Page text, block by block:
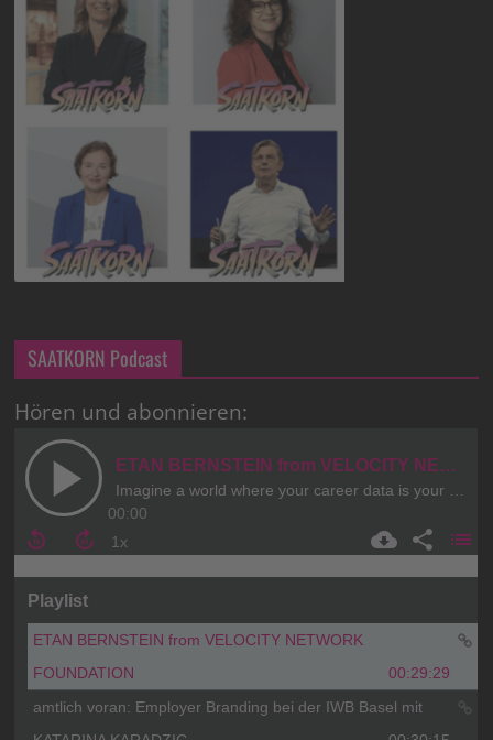
SAATKORN Podcast
Hören und abonnieren: